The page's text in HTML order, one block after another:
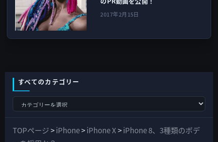
2017年2月15日
すべてのカテゴリー
て
TOPページ>iPhone>iPhone X>iPhone 8、3種類のボデ